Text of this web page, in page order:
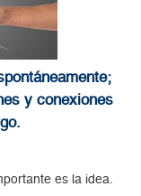
y conexiones
es la idea.